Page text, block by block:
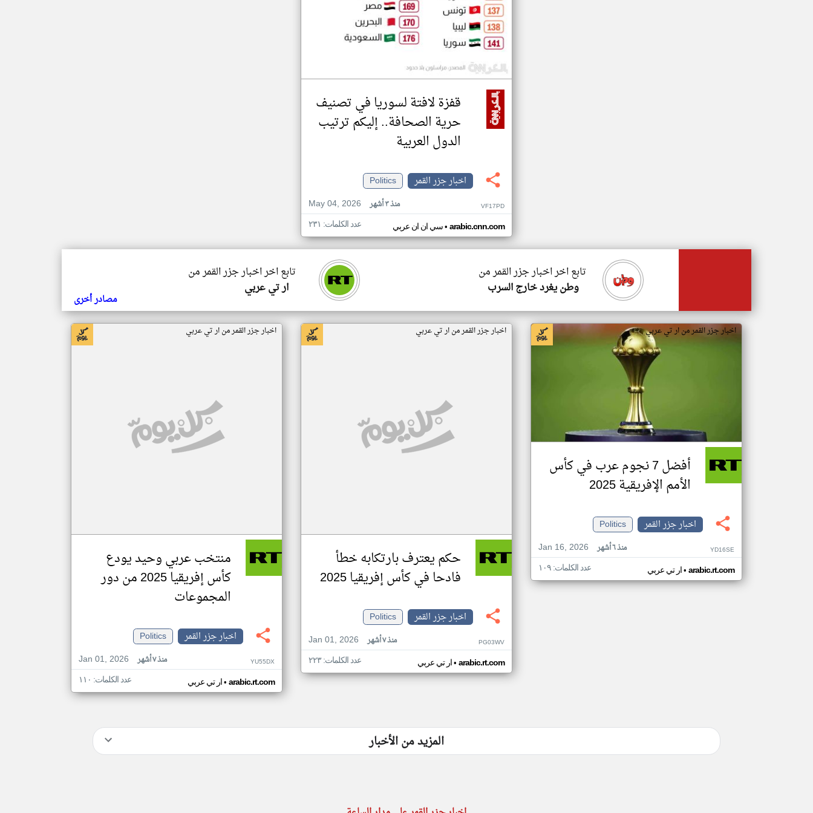
قفزة لافتة لسوريا في تصنيف
حرية الصحافة.. إليكم ترتيب
الدول العربية
اخبار جزر القمر
Politics
May 04, 2026
منذ ٣ أشهر VF17PD
سي ان ان عربي• arabic.cnn.com عدد الكلمات: ٢٣١
تابع اخر اخبار جزر القمر من
ار تي عربي
تابع اخر اخبار جزر القمر من
وطن يغرد خارج السرب
مصادر أخرى
اخبار جزر القمر من ار تي عربي
أفضل 7 نجوم عرب في كأس
الأمم الإفريقية 2025
اخبار جزر القمر
Politics
Jan 16, 2026
منذ ٦ أشهر YD16SE
ار تي عربي• arabic.rt.com عدد الكلمات: ١٠٩
اخبار جزر القمر من ار تي عربي
حكم يعترف بارتكابه خطأ
فادحا في كأس إفريقيا 2025
اخبار جزر القمر
Politics
Jan 01, 2026
منذ ٧ أشهر PG03WV
ار تي عربي• arabic.rt.com عدد الكلمات: ٢٢٣
اخبار جزر القمر من ار تي عربي
منتخب عربي وحيد يودع
كأس إفريقيا 2025 من دور
المجموعات
اخبار جزر القمر
Politics
Jan 01, 2026
منذ ٧ أشهر YU55DX
ار تي عربي• arabic.rt.com عدد الكلمات: ١١٠
المزيد من الأخبار